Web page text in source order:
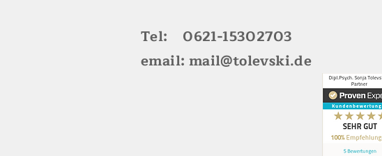
Tel: 0621-15302703
email: mail@tolevski.de